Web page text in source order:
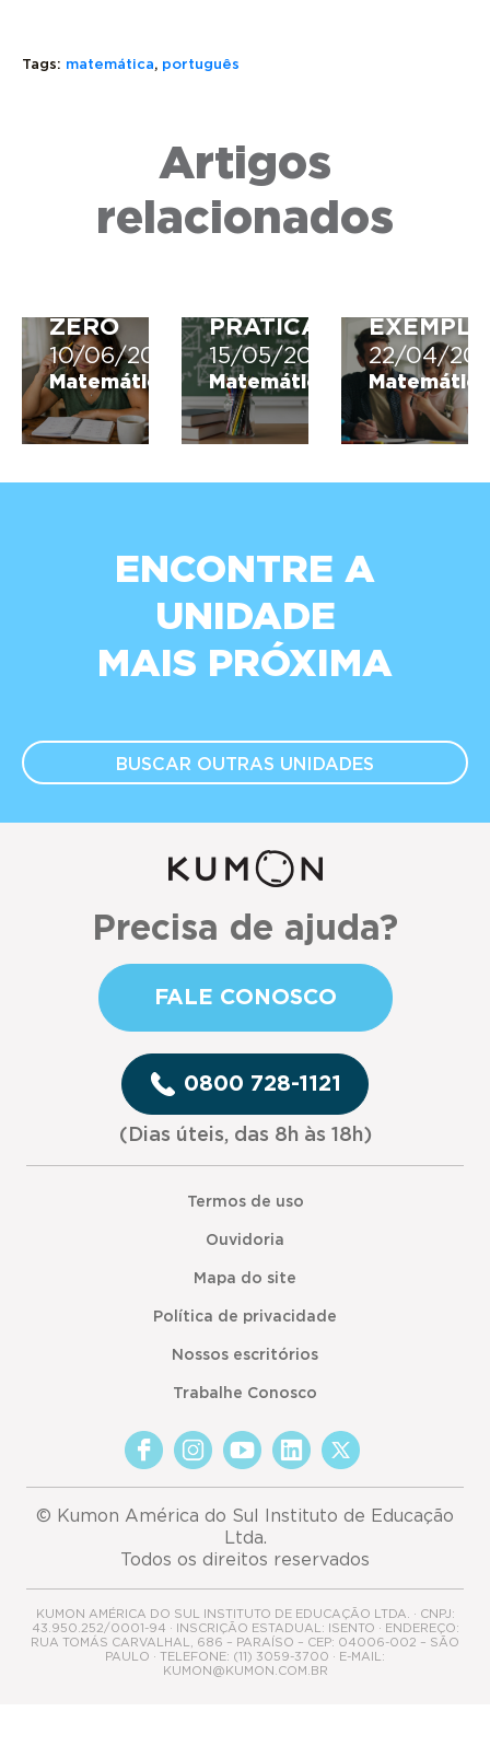
Tags: matemática, português
Artigos
relacionados
MATEMÁTICA:
GUIA
COMPLETO
ZERO
10/06/2026
Matemática
QUE
É,
COMO
FUNCIONA
PRÁTICA
15/05/2026
Matemática
O
QUE
22/04/
Matemática
ENCONTRE A
UNIDADE
MAIS PRÓXIMA
BUSCAR OUTRAS UNIDADES
Precisa de ajuda?
FALE CONOSCO
0800 728-1121
(Dias úteis, das 8h às 18h)
Termos de uso
Ouvidoria
Mapa do site
Política de privacidade
Nossos escritórios
Trabalhe Conosco
© Kumon América do Sul Instituto de Educação
Ltda.
Todos os direitos reservados
KUMON AMÉRICA DO SUL INSTITUTO DE EDUCAÇÃO LTDA. · CNPJ:
43.950.252/0001-94 · INSCRIÇÃO ESTADUAL: ISENTO · ENDEREÇO:
RUA TOMÁS CARVALHAL, 686 – PARAÍSO – CEP: 04006-002 – SÃO
PAULO · TELEFONE: (11) 3059-3700 · E-MAIL:
KUMON@KUMON.COM.BR